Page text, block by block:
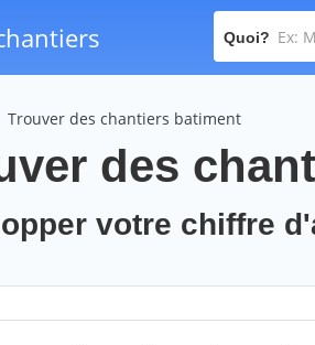
Quoi?
Trouver des chantiers batiment
des
votre chiffre